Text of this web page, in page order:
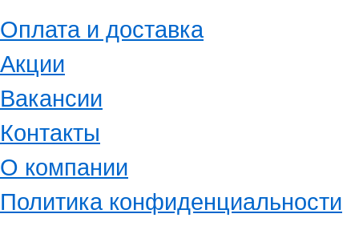
Оплата и доставка
Акции
Вакансии
Контакты
О компании
Политика конфиденциальности